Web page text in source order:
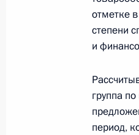
2 октября
1
по
отметке
степени
и
группа
период,